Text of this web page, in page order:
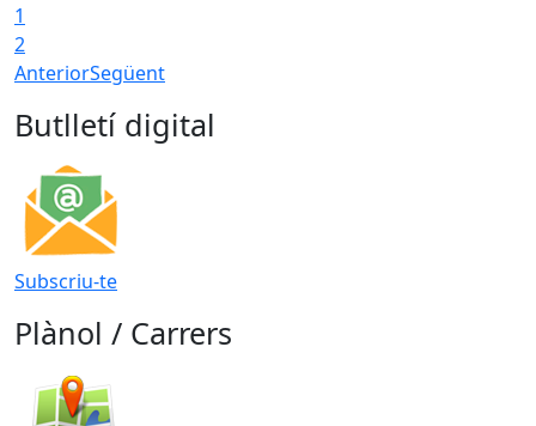
1
2
AnteriorSegüent
Butlletí digital
Subscriu-te
Plànol / Carrers